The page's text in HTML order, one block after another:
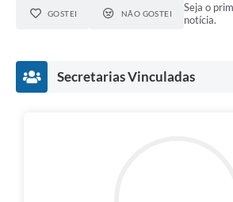
GOSTEI NÃO GOSTEI
Seja o
notícia.
Secretarias Vinculadas